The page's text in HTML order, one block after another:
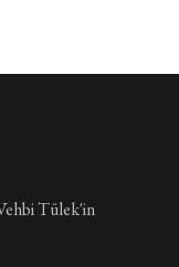
Tülek'in